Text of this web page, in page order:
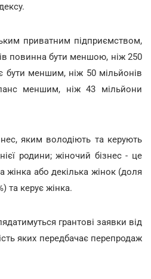
приватним підприємством,
повинна бути меншою, ніж 250
бути меншим, ніж 50 мільйонів
меншим, ніж 43 мільйони
яким володіють та керують
родини; жіночий бізнес - це
жінка або декілька жінок (доля
та керує жінка.
грантові заявки від
яких передбачає перепродаж